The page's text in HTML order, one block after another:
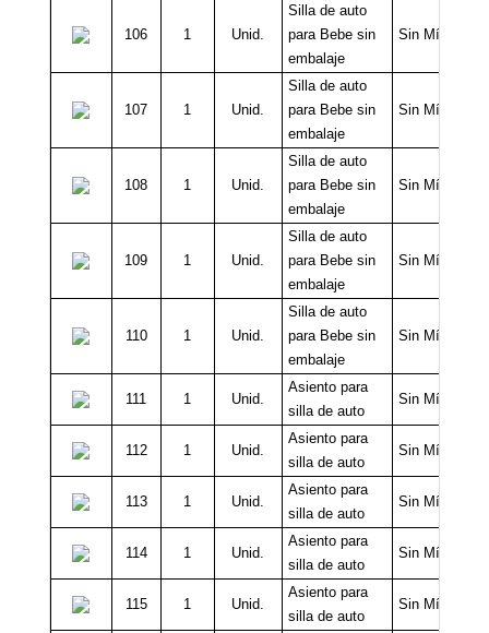
106 1 Unid.
Silla de auto
para Bebe sin
embalaje
Sin Mínimo
107 1 Unid.
Silla de auto
para Bebe sin
embalaje
Sin Mínimo
108 1 Unid.
Silla de auto
para Bebe sin
embalaje
Sin Mínimo
109 1 Unid.
Silla de auto
para Bebe sin
embalaje
Sin Mínimo
110 1 Unid.
Silla de auto
para Bebe sin
embalaje
Sin Mínimo
111 1 Unid.
Asiento para
silla de auto
Sin Mínimo
112 1 Unid.
Asiento para
silla de auto
Sin Mínimo
113 1 Unid.
Asiento para
silla de auto
Sin Mínimo
114 1 Unid.
Asiento para
silla de auto
Sin Mínimo
115 1 Unid.
Asiento para
silla de auto
Sin Mínimo